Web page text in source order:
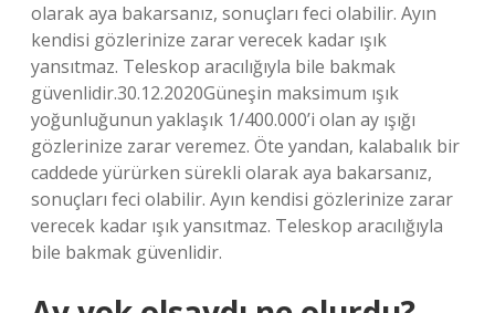
olarak aya bakarsanız, sonuçları feci olabilir. Ayın
kendisi gözlerinize zarar verecek kadar ışık
yansıtmaz. Teleskop aracılığıyla bile bakmak
güvenlidir.30.12.2020Güneşin maksimum ışık
yoğunluğunun yaklaşık 1/400.000’i olan ay ışığı
gözlerinize zarar veremez. Öte yandan, kalabalık bir
caddede yürürken sürekli olarak aya bakarsanız,
sonuçları feci olabilir. Ayın kendisi gözlerinize zarar
verecek kadar ışık yansıtmaz. Teleskop aracılığıyla
bile bakmak güvenlidir.